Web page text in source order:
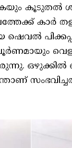
കൂടുതല്‍
കാര്‍
ഷെവല്‍
പൂര്‍ണമായും
ഒഴുക്കില്‍